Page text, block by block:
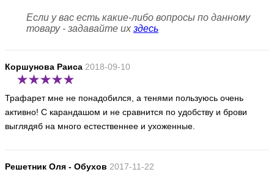
Если у вас есть какие-либо вопросы по данному
товару - задавайте их здесь
Коршунова Раиса 2018-09-10
Трафарет мне не понадобился, а тенями пользуюсь очень
активно! С карандашом и не сравнится по удобству и брови
выглядяб на много естественнее и ухоженные.
Решетник Оля - Обухов 2017-11-22